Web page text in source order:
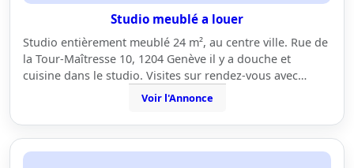
Studio meublé a louer
Studio entièrement meublé 24 m², au centre ville. Rue de
la Tour-Maîtresse 10, 1204 Genève il y a douche et
cuisine dans le studio. Visites sur rendez-vous avec…
Voir l'Annonce